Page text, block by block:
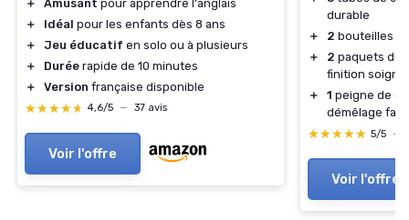
＋ Amusant pour apprendre l'anglais
＋
Idéal pour les enfants dès 8 ans
＋
Jeu éducatif en solo ou à plusieurs
＋
Durée rapide de 10 minutes
＋
Version française disponible
★★★★★
★★★★★ 4,6/5 — 37 avis
Voir l'offre
durable
＋
2 bouteilles
＋
2 paquets de
finition
＋
1 peigne de
démêlage
★★★★★
★★★★★ 5/5 —
Voir l'offre